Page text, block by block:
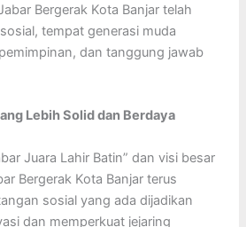
Bergerak Kota Banjar telah
tempat generasi muda
dan tanggung jawab
Lebih Solid dan Berdaya
Juara Lahir Batin” dan visi besar
Bergerak Kota Banjar terus
sosial yang ada dijadikan
dan memperkuat jejaring